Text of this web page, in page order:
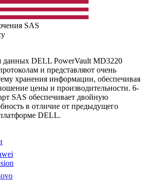
SAS
данных DELL PowerVault MD3220
и представляют очень
хранения информации, обеспечивая
цены и производительности. 6-
SAS обеспечивает двойную
в отличие от предыдущего
DELL.